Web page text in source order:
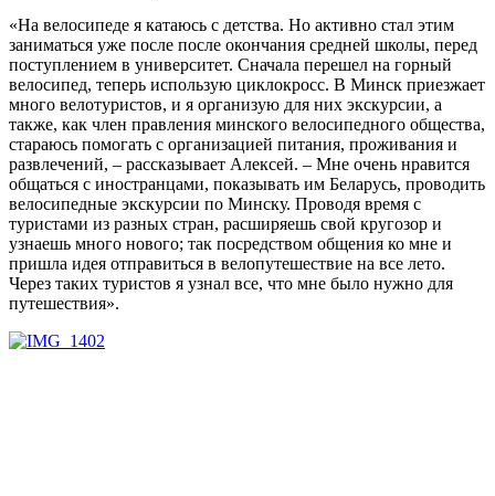
«На велосипеде я катаюсь с детства. Но активно стал этим
заниматься уже после после окончания средней школы, перед
поступлением в университет. Сначала перешел на горный
велосипед, теперь использую циклокросс. В Минск приезжает
много велотуристов, и я организую для них экскурсии, а
также, как член правления минского велосипедного общества,
стараюсь помогать с организацией питания, проживания и
развлечений, – рассказывает Алексей. – Мне очень нравится
общаться с иностранцами, показывать им Беларусь, проводить
велосипедные экскурсии по Минску. Проводя время с
туристами из разных стран, расширяешь свой кругозор и
узнаешь много нового; так посредством общения ко мне и
пришла идея отправиться в велопутешествие на все лето.
Через таких туристов я узнал все, что мне было нужно для
путешествия».